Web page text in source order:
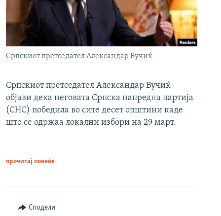
Српскиот претседател Александар Вучиќ
Српскиот претседател Александар Вучиќ
објави дека неговата Српска напредна партија
(СНС) победила во сите десет општини каде
што се одржаа локални избори на 29 март.
прочитај повеќе
Сподели